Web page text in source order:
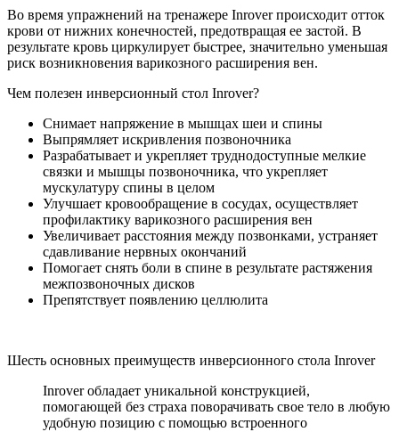
Во время упражнений на тренажере Inrover происходит отток
крови от нижних конечностей, предотвращая ее застой. В
результате кровь циркулирует быстрее, значительно уменьшая
риск возникновения варикозного расширения вен.
Чем полезен инверсионный стол Inrover?
Снимает напряжение в мышцах шеи и спины
Выпрямляет искривления позвоночника
Разрабатывает и укрепляет труднодоступные мелкие
связки и мышцы позвоночника, что укрепляет
мускулатуру спины в целом
Улучшает кровообращение в сосудах, осуществляет
профилактику варикозного расширения вен
Увеличивает расстояния между позвонками, устраняет
сдавливание нервных окончаний
Помогает снять боли в спине в результате растяжения
межпозвоночных дисков
Препятствует появлению целлюлита
Шесть основных преимуществ инверсионного стола Inrover
Inrover обладает уникальной конструкцией,
помогающей без страха поворачивать свое тело в любую
удобную позицию с помощью встроенного